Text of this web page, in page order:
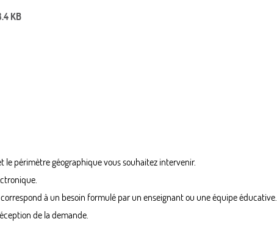
KB
périmètre géographique vous souhaitez intervenir.
à un besoin formulé par un enseignant ou une équipe éducative.
de la demande.